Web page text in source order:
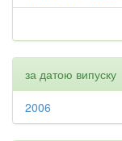
за датою випуску
2006